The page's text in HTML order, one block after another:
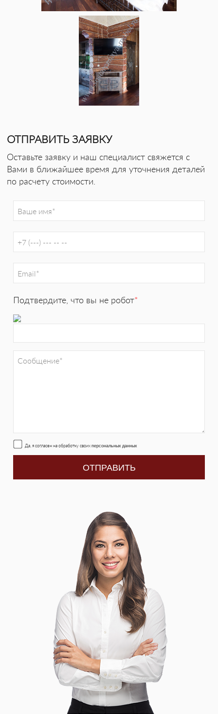
ОТПРАВИТЬ ЗАЯВКУ
Оставьте заявку и наш специалист свяжется с
Вами в ближайшее время для уточнения деталей
по расчету стоимости.
Подтвердите, что вы не робот*
Да, я согласен на обработку своихперсональных данных
ОТПРАВИТЬ